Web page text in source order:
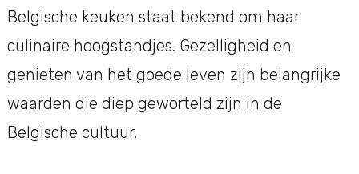
Belgische keuken staat bekend om haar
culinaire hoogstandjes. Gezelligheid en
genieten van het goede leven zijn belangrijke
waarden die diep geworteld zijn in de
Belgische cultuur.